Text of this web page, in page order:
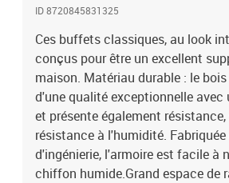
ID 8720845831325
Ces buffets classiques, au look
conçus pour être un excellent
maison. Matériau durable : le
d'une qualité exceptionnelle avec
et présente également
résistance à l'humidité.
d'ingénierie, l'armoire est facile à
chiffon humide.Grand espace de